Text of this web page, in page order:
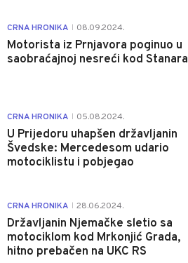
CRNA HRONIKA 08.09.2024.
Motorista iz Prnjavora poginuo u
saobraćajnoj nesreći kod Stanara
CRNA HRONIKA 05.08.2024.
U Prijedoru uhapšen državljanin
Švedske: Mercedesom udario
motociklistu i pobjegao
CRNA HRONIKA 28.06.2024.
Državljanin Njemačke sletio sa
motociklom kod Mrkonjić Grada,
hitno prebačen na UKC RS